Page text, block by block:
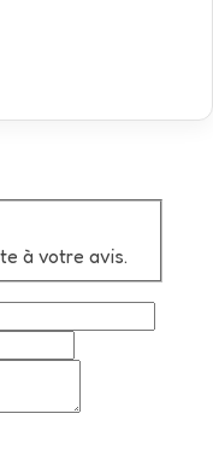
à votre avis.